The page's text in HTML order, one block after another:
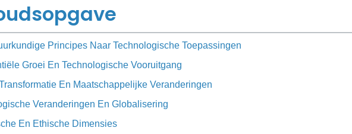
Principes Naar Technologische Toepassingen
Groei En Technologische Vooruitgang
En Maatschappelijke Veranderingen
Veranderingen En Globalisering
En Ethische Dimensies